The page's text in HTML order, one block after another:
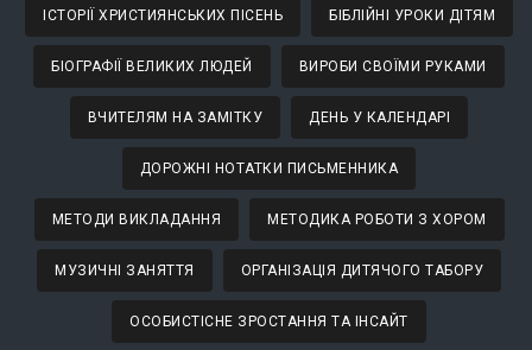
ІСТОРІЇ ХРИСТИЯНСЬКИХ ПІСЕНЬ БІБЛІЙНІ УРОКИ ДІТЯМ
БІОГРАФІЇ ВЕЛИКИХ ЛЮДЕЙ ВИРОБИ СВОЇМИ РУКАМИ
ВЧИТЕЛЯМ НА ЗАМІТКУ ДЕНЬ У КАЛЕНДАРІ
ДОРОЖНІ НОТАТКИ ПИСЬМЕННИКА
МЕТОДИ ВИКЛАДАННЯ МЕТОДИКА РОБОТИ З ХОРОМ
МУЗИЧНІ ЗАНЯТТЯ ОРГАНІЗАЦІЯ ДИТЯЧОГО ТАБОРУ
ОСОБИСТІСНЕ ЗРОСТАННЯ ТА ІНСАЙТ